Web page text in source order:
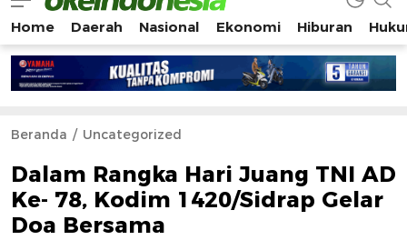
Okeindonesia.Online
Mengonlinekan Indonesia Secara Utuh
Home Daerah Nasional Ekonomi Hiburan
Beranda Uncategorized
Dalam Rangka Hari Juang TNI AD
Ke- 78, Kodim 1420/Sidrap Gelar
Doa Bersama